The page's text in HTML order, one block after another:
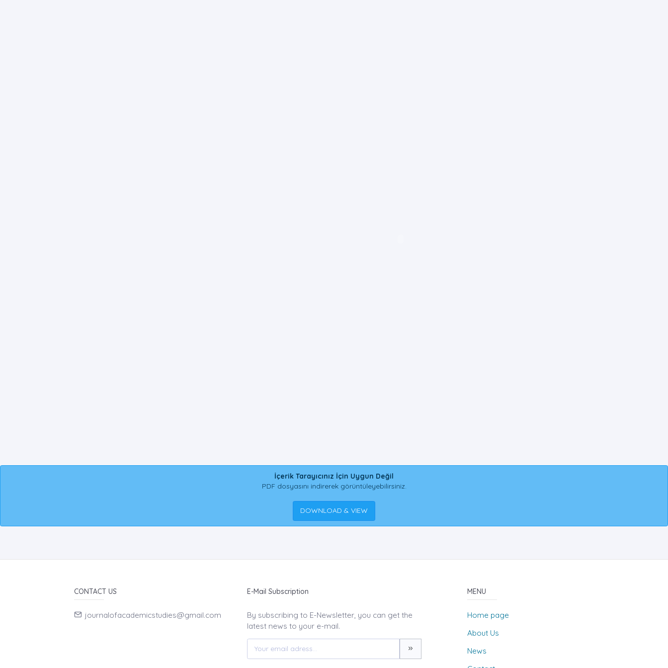
İçerik Tarayıcınız İçin Uygun Değil
PDF dosyasını indirerek görüntüleyebilirsiniz.
DOWNLOAD & VIEW
CONTACT US
journalofacademicstudies@gmail.com
E-Mail Subscription
By subscribing to E-Newsletter, you can get the
latest news to your e-mail.
MENU
Home page
About Us
News